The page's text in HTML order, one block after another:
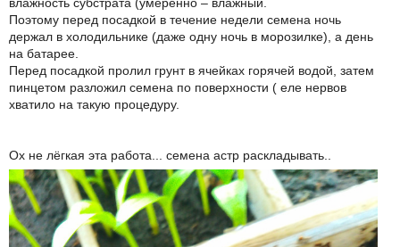
Поэтому перед посадкой в течение недели семена ночь
держал в холодильнике (даже одну ночь в морозилке), а день
на батарее.
Перед посадкой пролил грунт в ячейках горячей водой, затем
пинцетом разложил семена по поверхности ( еле нервов
хватило на такую процедуру.
Ох не лёгкая эта работа... семена астр раскладывать..